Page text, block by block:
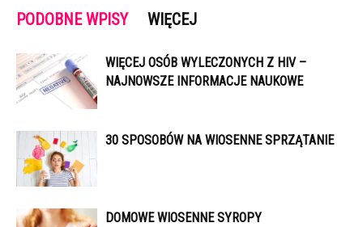
PODOBNE WPISY WIĘCEJ
WIĘCEJ OSÓB WYLECZONYCH Z HIV –
NAJNOWSZE INFORMACJE NAUKOWE
30 SPOSOBÓW NA WIOSENNE SPRZĄTANIE
DOMOWE WIOSENNE SYROPY